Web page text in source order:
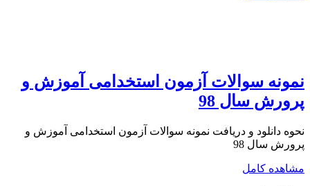
نمونه سوالات آزمون استخدامی آموزش و
پرورش سال 98
نحوه دانلود و دریافت نمونه سوالات آزمون استخدامی آموزش و
پرورش سال 98
مشاهده کامل